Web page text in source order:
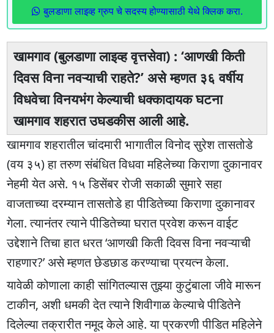
बुलडाणा लाइव्ह ग्रुप चे सदस्य होण्यासाठी येथे क्लिक करा.
खामगाव (बुलडाणा लाइव्ह वृत्तसेवा) : ‘आणखी किती
दिवस विना नवऱ्याची राहते?’ असे म्हणत ३६ वर्षीय
विधवेचा विनयभंग केल्याची धक्कादायक घटना
खामगाव शहरात उघडकीस आली आहे.
खामगाव शहरातील चांदमारी भागातील विनोद सुरेश तासतोडे
(वय ३५) हा तरुण संबंधित विधवा महिलेच्या किराणा दुकानावर
नेहमी येत असे. १५ डिसेंबर रोजी सकाळी सुमारे सहा
वाजताच्या दरम्यान तासतोडे हा पीडितेच्या किराणा दुकानावर
गेला. त्यानंतर त्याने पीडितेच्या घरात प्रवेश करून वाईट
उद्देशाने तिचा हात धरत ‘आणखी किती दिवस विना नवऱ्याची
राहणार?’ असे म्हणत छेडछाड करण्याचा प्रयत्न केला.
यावेळी कोणाला काही सांगितल्यास तुझ्या कुटुंबाला जीवे मारून
टाकीन, अशी धमकी देत त्याने शिवीगाळ केल्याचे पीडितेने
दिलेल्या तक्रारीत नमूद केले आहे. या प्रकरणी पीडित महिलेने